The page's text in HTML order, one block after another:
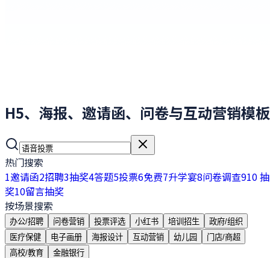
H5、海报、邀请函、问卷与互动营销模板
热门搜索
1邀请函2招聘3抽奖4答题5投票6免费7升学宴8问卷调查910 抽
奖10留言抽奖
按场景搜索
办公/招聘 问卷营销 投票评选 小红书 培训招生
政府/组织
医疗保健
电子画册 海报设计 互动营销 幼儿园
门店/商超
高校/教育
金融银行